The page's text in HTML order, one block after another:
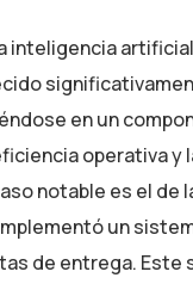
inteligencia
en un
operativa y
notable es el de
un
de entrega. Este